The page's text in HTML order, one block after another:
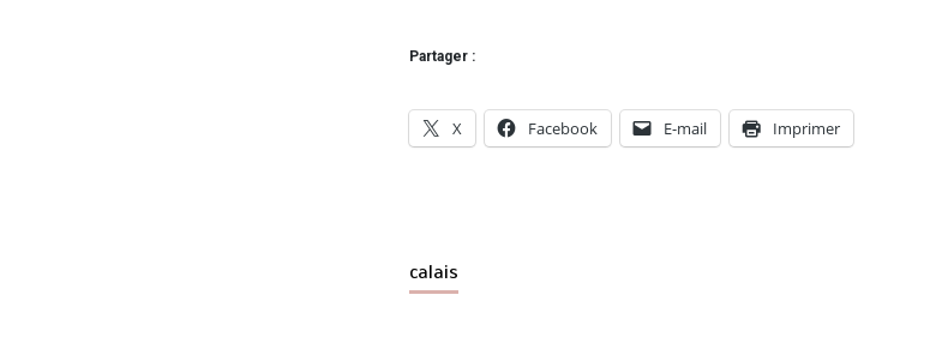
Partager :
X Facebook E-mail Imprimer
calais